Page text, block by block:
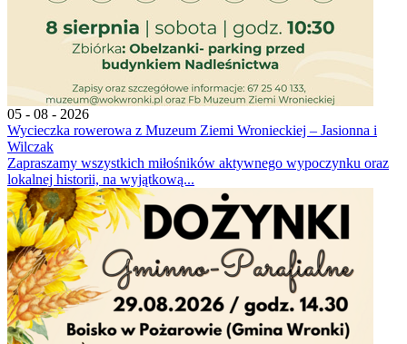
05 - 08 - 2026
Wycieczka rowerowa z Muzeum Ziemi Wronieckiej – Jasionna i
Wilczak
Zapraszamy wszystkich miłośników aktywnego wypoczynku oraz
lokalnej historii, na wyjątkową...